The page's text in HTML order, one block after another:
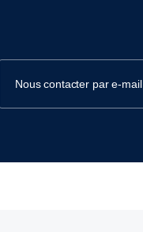
nous contacter par e-mail